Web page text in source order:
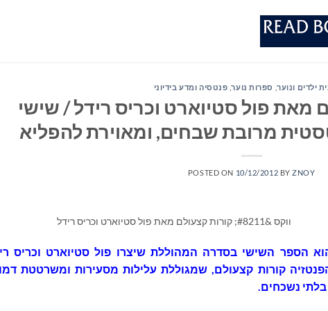
ילדים ונוער, ספרות נוער, פנטסיה ומדע בידיוני
מאת פול סטיוארט וכריס רידל / שישי
מרובת שבחים, ומאוירת להפליא
POSTED ON 10/12/2012 BYZNOY
ווקס &#8211; קורות קצעולם מאת פול סטיוארט וכריס רידל
הספר השישי בסדרה המהוללת שיצרו פול סטיוארט וכריס
קורות קצעולם, שמגוללת עלילות מסעירות ומשרטטת
בלתי נשכחים.